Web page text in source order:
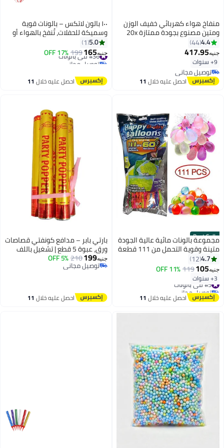
منفاخ هواء كهربائي خفيف الوزن
ومتين مصنوع بجودة ممتازة 20x
15x 13سم
4.4
44
جنيه417.95
9+ سنوات
توصيل مجاني
توصيل مجانياحصل عليه خلال 11
١٠٠ بالون لاتكس – بالونات قوية
وسميكة للحفلات، تُنفخ بالهواء أو
الهيليوم – للمناسبات وأعياد الميلاد
وحفلات الزفاف والديكور – أحمر –
100 قطعة
5.0
1
جنيه165
199
17% OFF #36 في بالونات
توصيل مجاني
#36 في بالونات
احصل عليه خلال 11
Best Seller
مجموعة بالونات مائية عالية الجودة
متينة وقوية التحمل من 111 قطعة
4.7
12
جنيه105
119
11% OFF
3+ سنوات #5 في بالونات
توصيل مجاني
#5 في بالونات احصل عليه خلال 11
اغسطس
بارتي بابر – مدافع كونفتي قصاصات
ورق، عبوة 5 قطع | تشغيل باللف
لإطلاق الكونفتي | للاحتفالات
والأعراس وأعياد الميلاد (استخدام
جنيه199
210
5% OFF
توصيل مجاني
توصيل مجاني
احصل عليه خلال 11
اغسطس